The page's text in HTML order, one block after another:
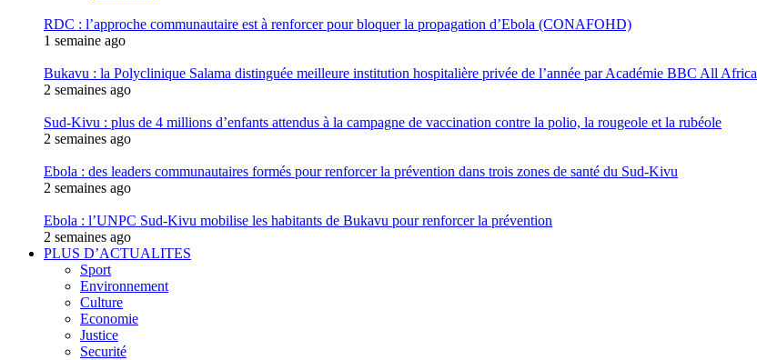
RDC : l’approche communautaire est à renforcer pour bloquer la propagation d’Ebola (CONAFOHD)
1 semaine ago
Bukavu : la Polyclinique Salama distinguée meilleure institution hospitalière privée de l’année par Académie BBC All Africa
2 semaines ago
Sud-Kivu : plus de 4 millions d’enfants attendus à la campagne de vaccination contre la polio, la rougeole et la rubéole
2 semaines ago
Ebola : des leaders communautaires formés pour renforcer la prévention dans trois zones de santé du Sud-Kivu
2 semaines ago
Ebola : l’UNPC Sud-Kivu mobilise les habitants de Bukavu pour renforcer la prévention
2 semaines ago
PLUS D’ACTUALITES
Sport
Environnement
Culture
Economie
Justice
Securité